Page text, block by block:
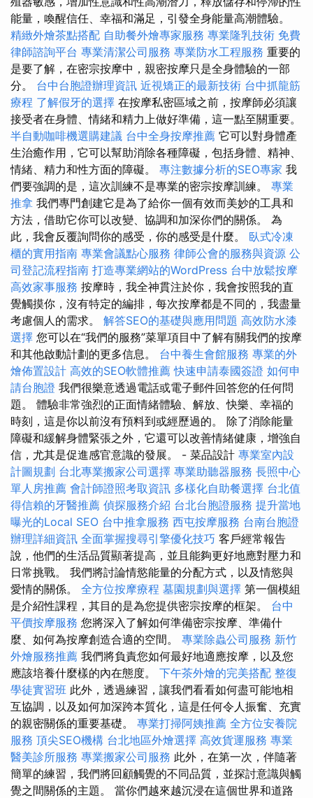
能量，喚醒信任、幸福和滿足，引發全身能量高潮體驗。
精緻外燴茶點搭配 自助餐外燴專家服務 專業隆乳技術 免費
律師諮詢平台 專業清潔公司服務 專業防水工程服務 重要的
是要了解，在密宗按摩中，親密按摩只是全身體驗的一部
分。 台中台胞證辦理資訊 近視矯正的最新技術 台中抓龍筋
療程 了解假牙的選擇 在按摩私密區域之前，按摩師必須讓
接受者在身體、情緒和精力上做好準備，這一點至關重要。
半自動咖啡機選購建議 台中全身按摩推薦 它可以對身體產
生治癒作用，它可以幫助消除各種障礙，包括身體、精神、
情緒、精力和性方面的障礙。 專注數據分析的SEO專家 我
們要強調的是，這次訓練不是專業的密宗按摩訓練。 專業
推拿 我們專門創建它是為了給你一個有效而美妙的工具和
方法，借助它你可以改變、協調和加深你們的關係。 為
此，我會反覆詢問你的感受，你的感受是什麼。 臥式冷凍
櫃的實用指南 專業會議點心服務 律師公會的服務與資源 公
司登記流程指南 打造專業網站的WordPress 台中放鬆按摩
高效家事服務 按摩時，我全神貫注於你，我會按照我的直
覺觸摸你，沒有特定的編排，每次按摩都是不同的，我盡量
考慮個人的需求。 解答SEO的基礎與應用問題 高效防水漆
選擇 您可以在“我們的服務”菜單項目中了解有關我們的按摩
和其他啟動計劃的更多信息。 台中養生會館服務 專業的外
燴佈置設計 高效的SEO軟體推薦 快速申請泰國簽證 如何申
請台胞證 我們很樂意透過電話或電子郵件回答您的任何問
題。 體驗非常強烈的正面情緒體驗、解放、快樂、幸福的
時刻，這是你以前沒有預料到或經歷過的。 除了消除能量
障礙和緩解身體緊張之外，它還可以改善情緒健康，增強自
信，尤其是促進感官意識的發展。 - 菜品設計 專業室內設
計圖規劃 台北專業搬家公司選擇 專業助聽器服務 長照中心
單人房推薦 會計師證照考取資訊 多樣化自助餐選擇 台北值
得信賴的牙醫推薦 偵探服務介紹 台北台胞證服務 提升當地
曝光的Local SEO 台中推拿服務 西屯按摩服務 台南台胞證
辦理詳細資訊 全面掌握搜尋引擎優化技巧 客戶經常報告
說，他們的生活品質顯著提高，並且能夠更好地應對壓力和
日常挑戰。 我們將討論情慾能量的分配方式，以及情慾與
愛情的關係。 全方位按摩療程 墓園規劃與選擇 第一個模組
是介紹性課程，其目的是為您提供密宗按摩的框架。 台中
平價按摩服務 您將深入了解如何準備密宗按摩、準備什
麼、如何為按摩創造合適的空間。 專業除蟲公司服務 新竹
外燴服務推薦 我們將負責您如何最好地適應按摩，以及您
應該培養什麼樣的內在態度。 下午茶外燴的完美搭配 整復
學徒實習班 此外，透過練習，讓我們看看如何盡可能地相
互協調，以及如何加深跨本質化，這是任何令人振奮、充實
的親密關係的重要基礎。 專業打掃阿姨推薦 全方位安養院
服務 頂尖SEO機構 台北地區外燴選擇 高效貨運服務 專業
醫美診所服務 專業搬家公司服務 此外，在第一次，伴隨著
簡單的練習，我們將回顧觸覺的不同品質，並探討意識與觸
覺之間關係的主題。 當你們越來越沉浸在這個世界和道路